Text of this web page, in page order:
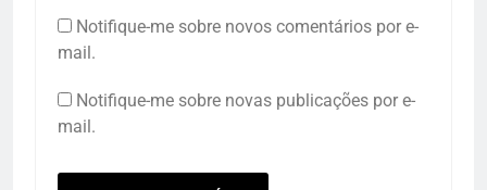
Notifique-me sobre novos comentários por e-
mail.
Notifique-me sobre novas publicações por e-
mail.